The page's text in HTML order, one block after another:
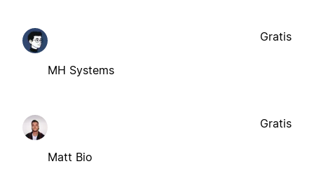
MH Systems
Gratis
Matt Bio
Gratis